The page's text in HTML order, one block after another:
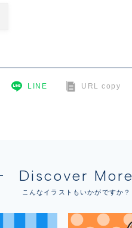
LINE URL copy
Discover More
こんなイラストもいかがですか？